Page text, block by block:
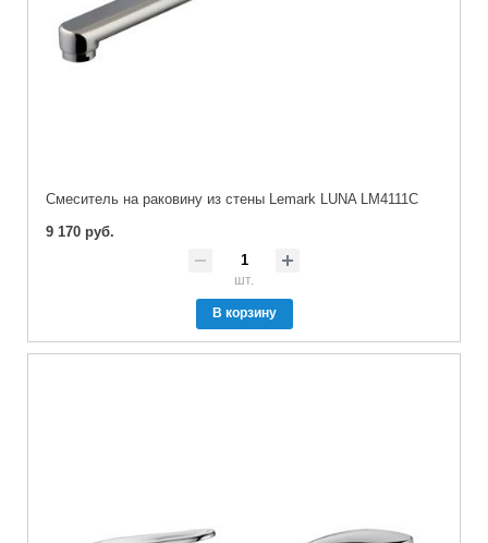
Cмеситель на раковину из стены Lemark LUNA LM4111C
9 170 руб.
шт.
В корзину